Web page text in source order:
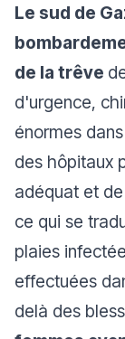
Le sud de
de la trêve
d'urgence,
énormes
des hôpitaux
adéquat et
ce qui se
plaies
effectuées
delà des